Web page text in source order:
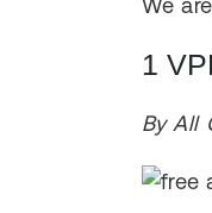
We
1
By All